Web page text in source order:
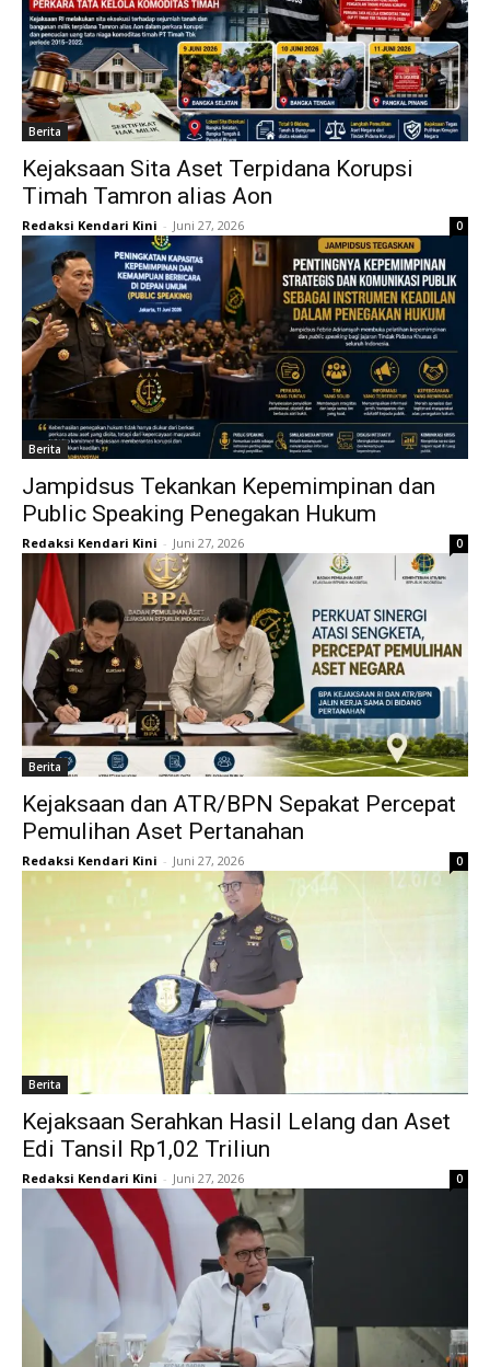
Berita
Kejaksaan Sita Aset Terpidana Korupsi
Timah Tamron alias Aon
Redaksi Kendari Kini - Juni 27, 2026 0
Berita
Jampidsus Tekankan Kepemimpinan dan
Public Speaking Penegakan Hukum
Redaksi Kendari Kini - Juni 27, 2026 0
Berita
Kejaksaan dan ATR/BPN Sepakat Percepat
Pemulihan Aset Pertanahan
Redaksi Kendari Kini - Juni 27, 2026 0
Berita
Kejaksaan Serahkan Hasil Lelang dan Aset
Edi Tansil Rp1,02 Triliun
Redaksi Kendari Kini - Juni 27, 2026 0